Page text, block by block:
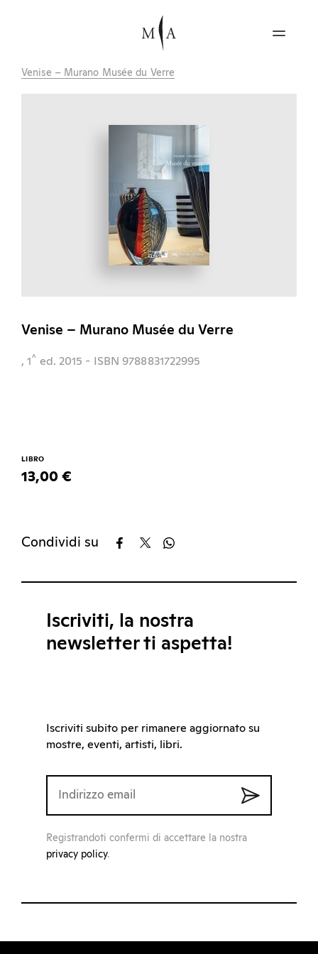
Venise – Murano Musée du Verre
Venise – Murano Musée du Verre
, 1^ ed. 2015 - ISBN 9788831722995
LIBRO
13,00 €
Condividi su
Iscriviti, la nostra
newsletter ti aspetta!
Iscriviti subito per rimanere aggiornato su
mostre, eventi, artisti, libri.
Registrandoti confermi di accettare la nostra
privacy policy.